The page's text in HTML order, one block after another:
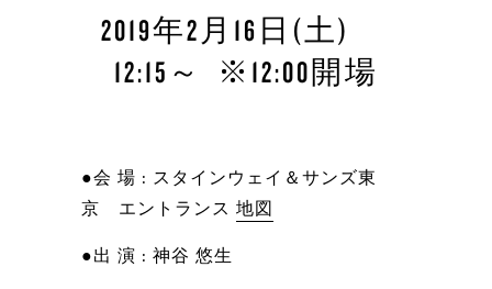
2019年2月16日(土)
12:15～ ※12:00開場
●会 場 : スタインウェイ＆サンズ東
京 エントランス 地図
●出 演 : 神谷 悠生